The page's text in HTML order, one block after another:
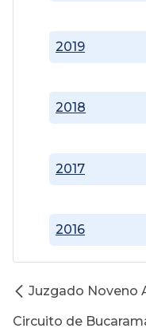
2016
2017
2018
2019
Juzgado Noveno
Circuito de